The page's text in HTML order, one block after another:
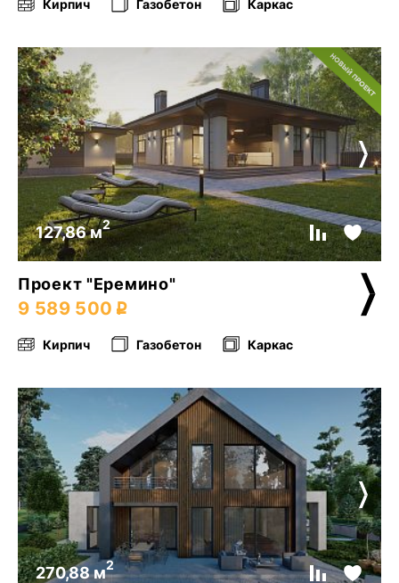
Кирпич Газобетон Каркас
127,86 м2
Проект "Еремино"
9 589 500
Кирпич Газобетон Каркас
270,88 м2